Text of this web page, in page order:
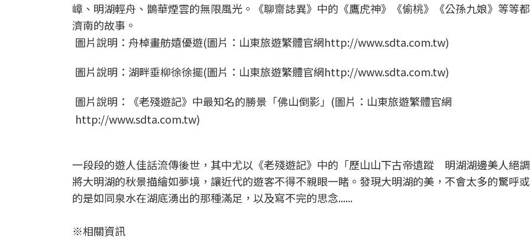
嶂、明湖輕舟、鵲華煙雲的無限風光。《聊齋誌異》中的《鷹虎神》《偷桃》《公孫九娘》等等
濟南的故事。
圖片說明：舟棹畫舫嬉優遊(圖片：山東旅遊繁體官網http://www.sdta.com.tw)
圖片說明：湖畔垂柳徐徐擺(圖片：山東旅遊繁體官網http://www.sdta.com.tw)
圖片說明：《老殘遊記》中最知名的勝景「佛山倒影」(圖片：山東旅遊繁體官網
http://www.sdta.com.tw)
一段段的遊人佳話流傳後世，其中尤以《老殘遊記》中的「歷山山下古帝遺蹤 明湖湖邊美人絕調
將大明湖的秋景描繪如夢境，讓近代的遊客不得不親眼一睹。發現大明湖的美，不會太多的驚呼
的是如同泉水在湖底湧出的那種滿足，以及寫不完的思念......
※相關資訊